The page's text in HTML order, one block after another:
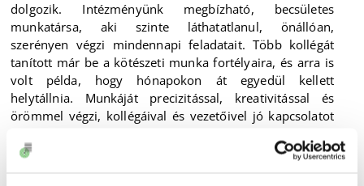
dolgozik. Intézményünk megbízható, becsületes
munkatársa, aki szinte láthatatlanul, önállóan,
szerényen végzi mindennapi feladatait. Több kollégát
tanított már be a kötészeti munka fortélyaira, és arra is
volt példa, hogy hónapokon át egyedül kellett
helytállnia. Munkáját precizitással, kreativitással és
örömmel végzi, kollégáival és vezetőivel jó kapcsolatot